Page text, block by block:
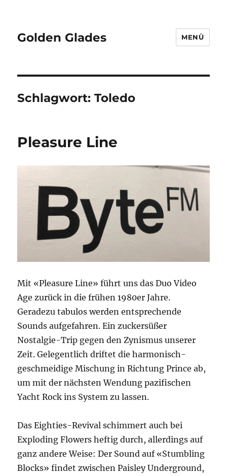
Golden Glades MENÜ
Schlagwort:Toledo
Pleasure Line
Mit «Pleasure Line» führt uns das Duo Video
Age zurück in die frühen 1980er Jahre.
Geradezu tabulos werden entsprechende
Sounds aufgefahren. Ein zuckersüßer
Nostalgie-Trip gegen den Zynismus unserer
Zeit. Gelegentlich driftet die harmonisch-
geschmeidige Mischung in Richtung Prince ab,
um mit der nächsten Wendung pazifischen
Yacht Rock ins System zu lassen.
Das Eighties-Revival schimmert auch bei
Exploding Flowers heftig durch, allerdings auf
ganz andere Weise: Der Sound auf «Stumbling
Blocks» findet zwischen Paisley Underground,